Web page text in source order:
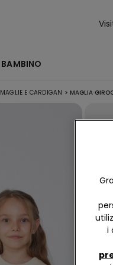
BAMBINO
MAGLIE E CARDIGAN > MAGLIA
i